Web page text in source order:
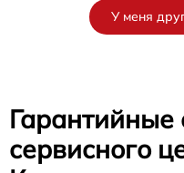
У меня
Гарантийные
сервисного